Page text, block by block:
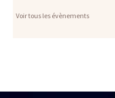
Voir tous les évènements